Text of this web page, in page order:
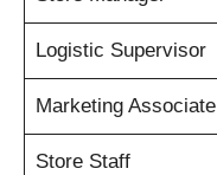
Logistic Supervisor
Marketing Associate
Store Staff